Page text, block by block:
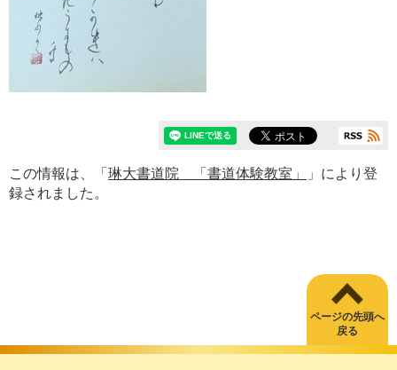
この情報は、「 琳大書道院 「書道体験教室」
」により登
録されました。
ページの先頭へ
戻る